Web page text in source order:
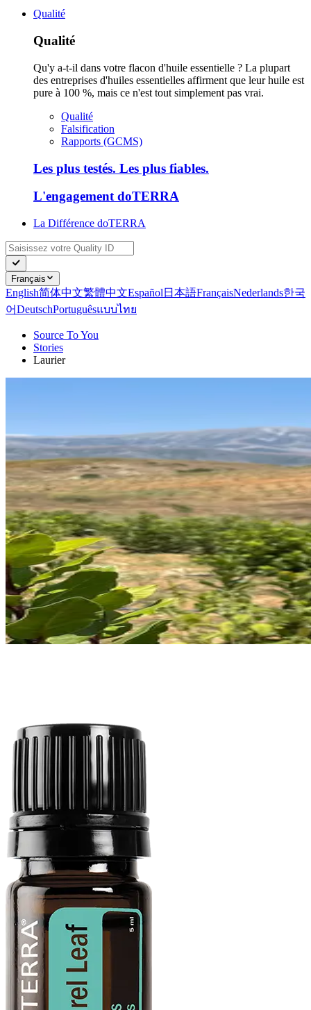
Qualité
Qualité
Qu'y a-t-il dans votre flacon d'huile essentielle ? La plupart
des entreprises d'huiles essentielles affirment que leur huile est
pure à 100 %, mais ce n'est tout simplement pas vrai.
Qualité
Falsification
Rapports (GCMS)
Les plus testés. Les plus fiables.
L'engagement doTERRA
La Différence doTERRA
Français
English简体中文繁體中文Español 日本語FrançaisNederlands한국
어DeutschPortuguêsแบบไทย
Source To You
Stories
Laurier